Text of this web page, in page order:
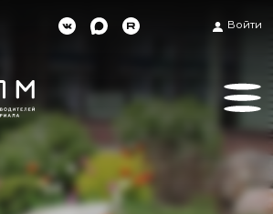
Войти